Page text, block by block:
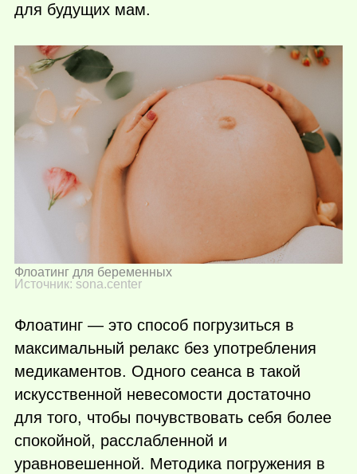
для будущих мам.
Флоатинг для беременных
Источник: sona.center
Флоатинг — это способ погрузиться в
максимальный релакс без употребления
медикаментов. Одного сеанса в такой
искусственной невесомости достаточно
для того, чтобы почувствовать себя более
спокойной, расслабленной и
уравновешенной. Методика погружения в